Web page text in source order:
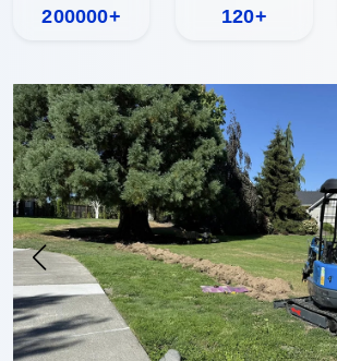
200000+ 120+